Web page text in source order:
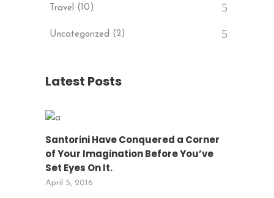
Travel (10)
Uncategorized (2)
Latest Posts
Santorini Have Conquered a Corner
of Your Imagination Before You’ve
Set Eyes On It.
April 5, 2016